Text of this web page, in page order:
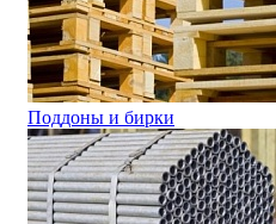
Поддоны и бирки